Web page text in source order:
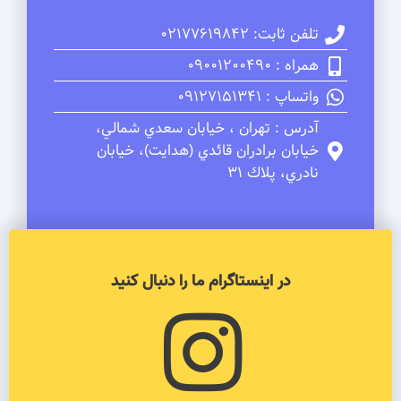
تلفن ثابت: 02177619842
همراه : 09001200490
واتساپ : 09127151341
آدرس : تهران ، خيابان سعدي شمالي،
خيابان برادران قائدي (هدايت)، خيابان
نادري، پلاك 31
در اینستاگرام ما را دنبال کنید